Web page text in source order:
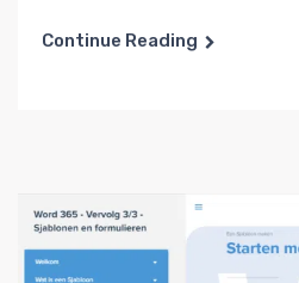
Continue Reading